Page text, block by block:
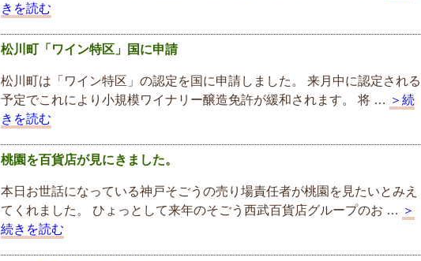
きを読む
松川町「ワイン特区」国に申請
松川町は「ワイン特区」の認定を国に申請しました。 来月中に認定される
予定でこれにより小規模ワイナリー醸造免許が緩和されます。 将 … ＞続
きを読む
桃園を百貨店が見にきました。
本日お世話になっている神戸そごうの売り場責任者が桃園を見たいとみえ
てくれました。 ひょっとして来年のそごう西武百貨店グループのお … ＞
続きを読む